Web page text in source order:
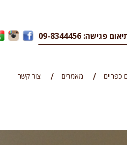
פגישה: 09-8344456
כפריים מאמרים צור קשר